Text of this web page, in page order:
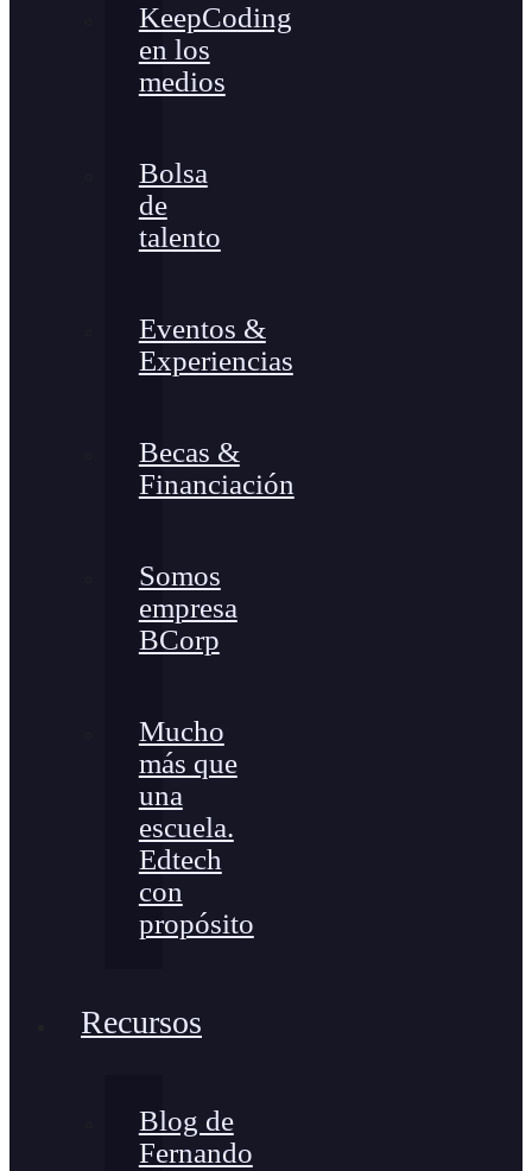
KeepCoding
en los
medios
Bolsa
de
talento
Eventos &
Experiencias
Becas &
Financiación
Somos
empresa
BCorp
Mucho
más que
una
escuela.
Edtech
con
propósito
Recursos
Blog de
Fernando